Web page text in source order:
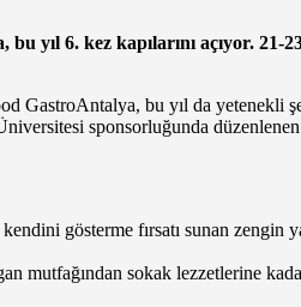
yıl 6. kez kapılarını açıyor.
GastroAntalya, bu yıl da yetenekli
sponsorluğunda
gösterme fırsatı sunan
mutfağından sokak lezzetlerine